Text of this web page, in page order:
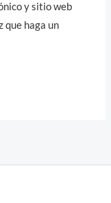
y sitio web
que haga un